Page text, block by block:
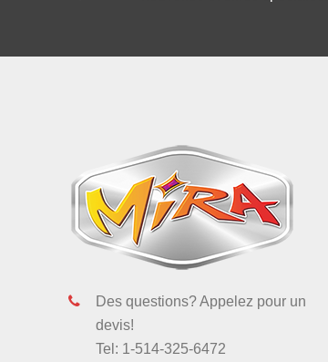
Des questions? Appelez pour un
devis!
Tel: 1-514-325-6472